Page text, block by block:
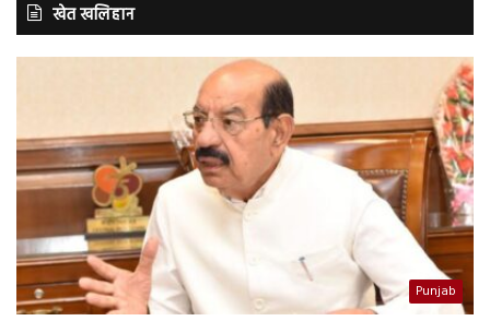
खेत खलिहान
Punjab